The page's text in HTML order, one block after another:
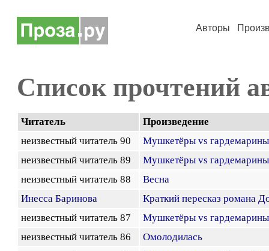
Авторы
Список прочтений
Читатель
Произведение
неизвестный читатель 90
Мушкетёры vs гардемарины
неизвестный читатель 89
Мушкетёры vs гардемарины
неизвестный читатель 88
Весна
Инесса Баринова
Краткий пересказ романа
неизвестный читатель 87
Мушкетёры vs гардемарины
неизвестный читатель 86
Омолодилась